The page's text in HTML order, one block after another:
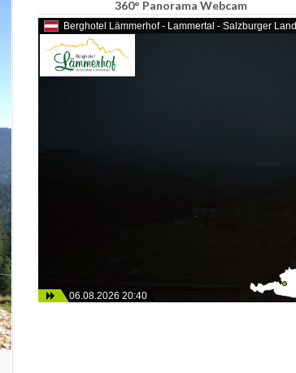
360° Panorama Webcam
Berghotel Lämmerhof - Lammertal - Salzburger Land
06.08.2026 20:40